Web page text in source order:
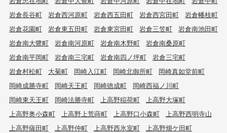
岩倉長谷町
岩倉西河原町 岩倉西五田町 岩倉西宮田町
岩倉幡枝町
岩倉花園町
岩倉東五田町 岩倉東宮田町 岩倉三笠町
岩倉南池田町
岩倉南大鷺町
岩倉南河原町 岩倉南木野町
岩倉南桑原町
岩倉南平岡町
岩倉南三宅町 岩倉南四ノ坪町
岩倉三宅町
岩倉村松町
大菊町 岡崎入江町 岡崎北御所町
岡崎真如堂前町
岡崎成勝寺町
岡崎天王町 岡崎徳成町
岡崎西福ノ川町
岡崎東天王町
岡崎法勝寺町 上高野稲荷町
上高野大塚町
上高野奥小森町
上高野上荒蒔町 上高野口小森町
上高野西明寺山
上高野薩田町
上高野仲町 上高野西氷室町
上高野畑ケ田町